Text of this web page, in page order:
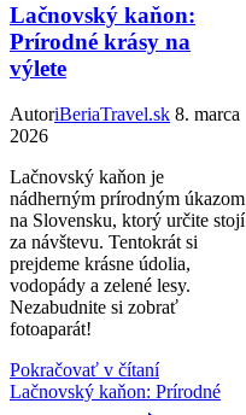
Lačnovský kaňon:
Prírodné krásy na
výlete
AutoriBeriaTravel.sk 8. marca
2026
Lačnovský kaňon je
nádherným prírodným úkazom
na Slovensku, ktorý určite stojí
za návštevu. Tentokrát si
prejdeme krásne údolia,
vodopády a zelené lesy.
Nezabudnite si zobrať
fotoaparát!
Pokračovať v čítaní
Lačnovský kaňon: Prírodné